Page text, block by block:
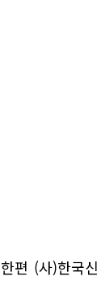
한편 (사)한국